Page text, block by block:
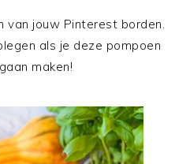
van jouw Pinterest borden.
als je deze pompoen
maken!